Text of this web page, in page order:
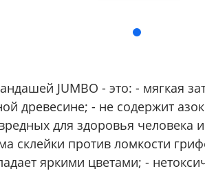
JUMBO - это: - мягкая
древесине; - не содержит
для здоровья
склейки против ломкости
яркими цветами; -